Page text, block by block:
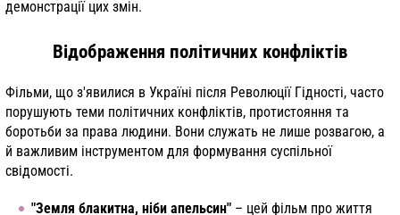
демонстрації цих змін.
Відображення політичних конфліктів
Фільми, що з'явилися в Україні після Революції Гідності, часто
порушують теми політичних конфліктів, протистояння та
боротьби за права людини. Вони служать не лише розвагою, а
й важливим інструментом для формування суспільної
свідомості.
"Земля блакитна, ніби апельсин" – цей фільм про життя